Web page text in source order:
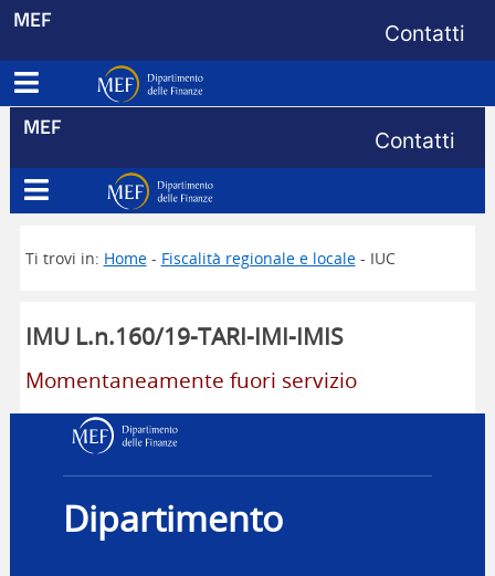
MEF Menu di
Contatti
Apri menu principale
Dipartimento delle Finanze
MEF Menu di
Contatti
Apri menu principale
Dipartimento delle Finanze
Ti trovi in: Home- Fiscalità regionale e locale- IUC
IMU L.n.160/19-TARI-IMI-IMIS
Momentaneamente fuori servizio
Dipartimento delle
Dipartimento